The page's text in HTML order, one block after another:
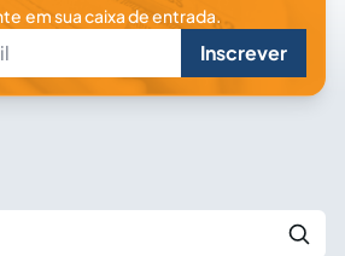
em sua caixa de entrada.
Inscrever